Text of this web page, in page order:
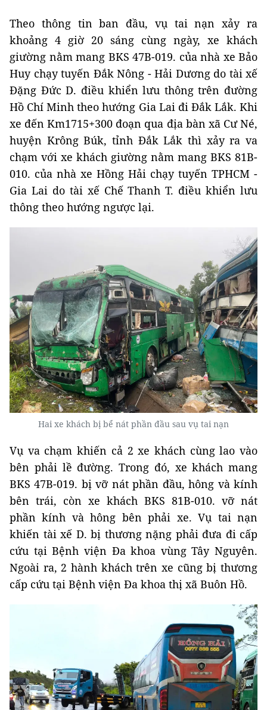
Theo thông tin ban đầu, vụ tai nạn xảy ra
khoảng 4 giờ 20 sáng cùng ngày, xe khách
giường nằm mang BKS 47B-019. của nhà xe Bảo
Huy chạy tuyến Đắk Nông - Hải Dương do tài xế
Đặng Đức D. điều khiển lưu thông trên đường
Hồ Chí Minh theo hướng Gia Lai đi Đắk Lắk. Khi
xe đến Km1715+300 đoạn qua địa bàn xã Cư Né,
huyện Krông Búk, tỉnh Đắk Lắk thì xảy ra va
chạm với xe khách giường nằm mang BKS 81B-
010. của nhà xe Hồng Hải chạy tuyến TPHCM -
Gia Lai do tài xế Chế Thanh T. điều khiển lưu
thông theo hướng ngược lại.
Hai xe khách bị bể nát phần đầu sau vụ tai nạn
Vụ va chạm khiến cả 2 xe khách cùng lao vào
bên phải lề đường. Trong đó, xe khách mang
BKS 47B-019. bị vỡ nát phần đầu, hông và kính
bên trái, còn xe khách BKS 81B-010. vỡ nát
phần kính và hông bên phải xe. Vụ tai nạn
khiến tài xế D. bị thương nặng phải đưa đi cấp
cứu tại Bệnh viện Đa khoa vùng Tây Nguyên.
Ngoài ra, 2 hành khách trên xe cũng bị thương
cấp cứu tại Bệnh viện Đa khoa thị xã Buôn Hồ.